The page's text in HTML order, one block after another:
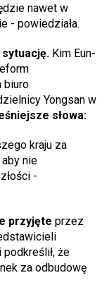
nawet w
- powiedziała.
sytuację. Kim Eun-
biuro
Yongsan w
słowa:
kraju za
nie
-
przyjęte przez
że
za odbudowę